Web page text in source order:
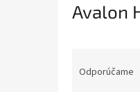
Avalon
Odporúčame